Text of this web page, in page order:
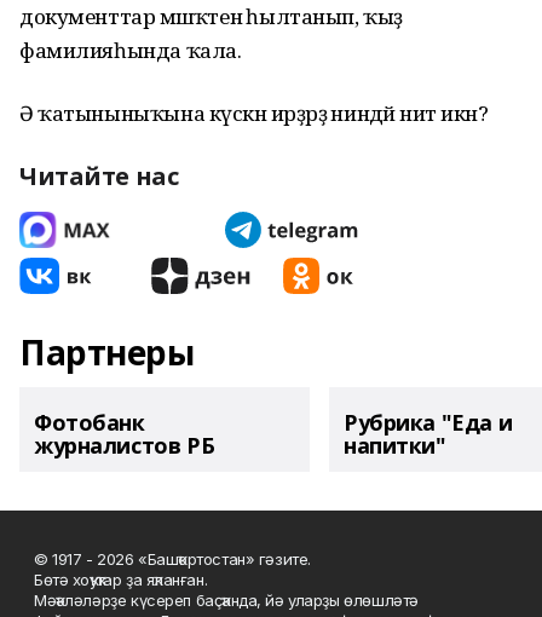
документтар мәшәҡәтенә һылтанып, ҡыҙ
фамилияһында ҡала.
Ә ҡатыныныҡына күскән ирҙәрҙә ниндәй ниәт икән?
Читайте нас
Партнеры
Фотобанк
журналистов РБ
Рубрика "Еда и
напитки"
© 1917 - 2026 «Башҡортостан» гәзите.
Бөтә хоҡуҡтар ҙа яҡланған.
Мәҡәләләрҙе күсереп баҫҡанда, йә уларҙы өлөшләтә